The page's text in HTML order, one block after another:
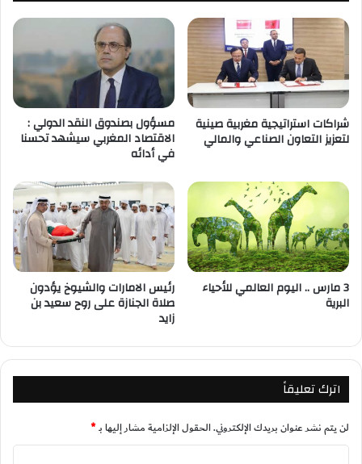
شراكات استراتيجية مغربية صينية
لتعزيز التعاون الصناعي والمالي
مسؤول بصندوق النقد الدولي :
الاقتصاد المغربي سيشهد تحسنا
في أدائه
3 مارس .. اليوم العالمي للأحياء
البرية
رئيس الامارات والشيوخ يؤدون
صلاة الجنازة على روح سعيد بن
زايد
اترك تعليقاً
لن يتم نشر عنوان بريدك الإلكتروني.الحقول الإلزامية مشار إليها بـ*